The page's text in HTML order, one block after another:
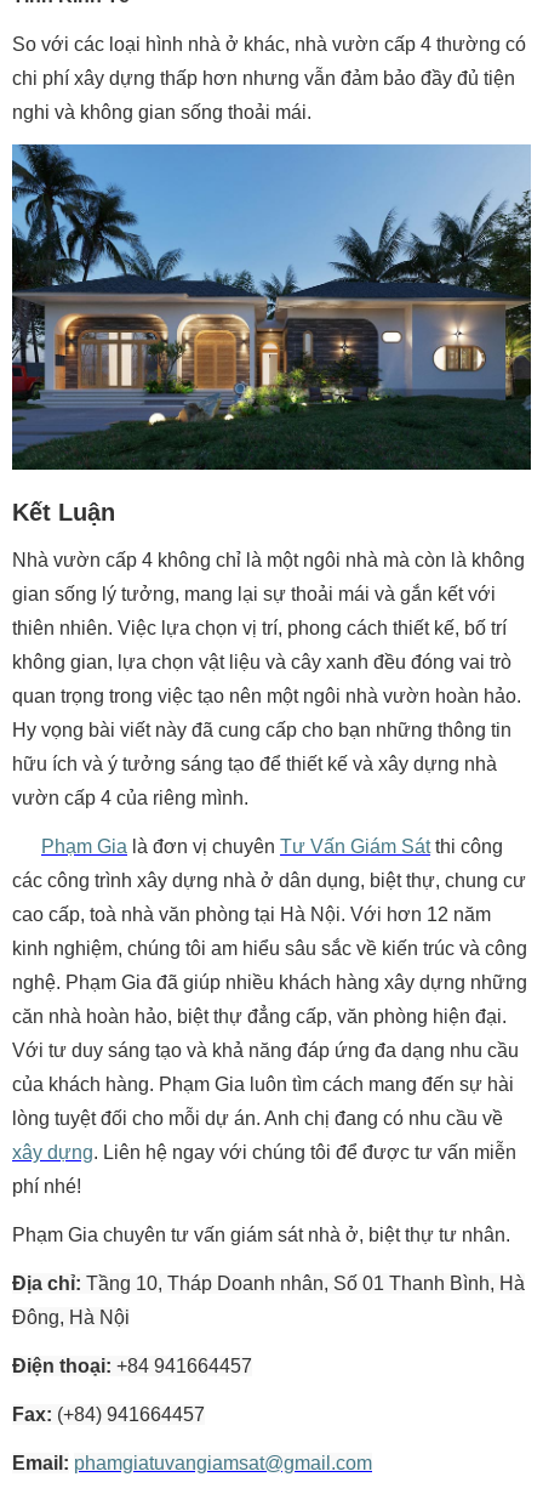
So với các loại hình nhà ở khác, nhà vườn cấp 4 thường có
chi phí xây dựng thấp hơn nhưng vẫn đảm bảo đầy đủ tiện
nghi và không gian sống thoải mái.
Kết Luận
Nhà vườn cấp 4 không chỉ là một ngôi nhà mà còn là không
gian sống lý tưởng, mang lại sự thoải mái và gắn kết với
thiên nhiên. Việc lựa chọn vị trí, phong cách thiết kế, bố trí
không gian, lựa chọn vật liệu và cây xanh đều đóng vai trò
quan trọng trong việc tạo nên một ngôi nhà vườn hoàn hảo.
Hy vọng bài viết này đã cung cấp cho bạn những thông tin
hữu ích và ý tưởng sáng tạo để thiết kế và xây dựng nhà
vườn cấp 4 của riêng mình.
Phạm Gia là đơn vị chuyên Tư Vấn Giám Sátthi công
các công trình xây dựng nhà ở dân dụng, biệt thự, chung cư
cao cấp, toà nhà văn phòng tại Hà Nội. Với hơn 12 năm
kinh nghiệm, chúng tôi am hiểu sâu sắc về kiến trúc và công
nghệ. Phạm Gia đã giúp nhiều khách hàng xây dựng những
căn nhà hoàn hảo, biệt thự đẳng cấp, văn phòng hiện đại.
Với tư duy sáng tạo và khả năng đáp ứng đa dạng nhu cầu
của khách hàng. Phạm Gia luôn tìm cách mang đến sự hài
lòng tuyệt đối cho mỗi dự án. Anh chị đang có nhu cầu về
xây dựng. Liên hệ ngay với chúng tôi để được tư vấn miễn
phí nhé!
Phạm Gia chuyên tư vấn giám sát nhà ở, biệt thự tư nhân.
Địa chỉ: Tầng 10, Tháp Doanh nhân, Số 01 Thanh Bình, Hà
Đông, Hà Nội
Điện thoại: +84 941664457
Fax: (+84) 941664457
Email: phamgiatuvangiamsat@gmail.com